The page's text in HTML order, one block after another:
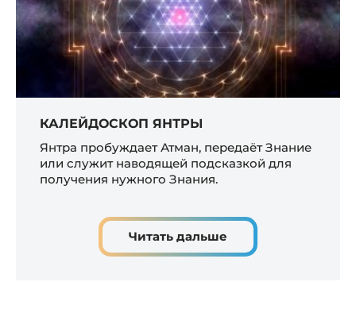
КАЛЕЙДОСКОП ЯНТРЫ
Янтра пробуждает Атман, передаёт Знание
или служит наводящей подсказкой для
получения нужного Знания.
Читать дальше